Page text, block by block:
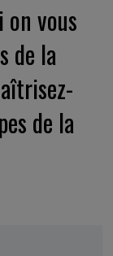
on vous
de la
de la